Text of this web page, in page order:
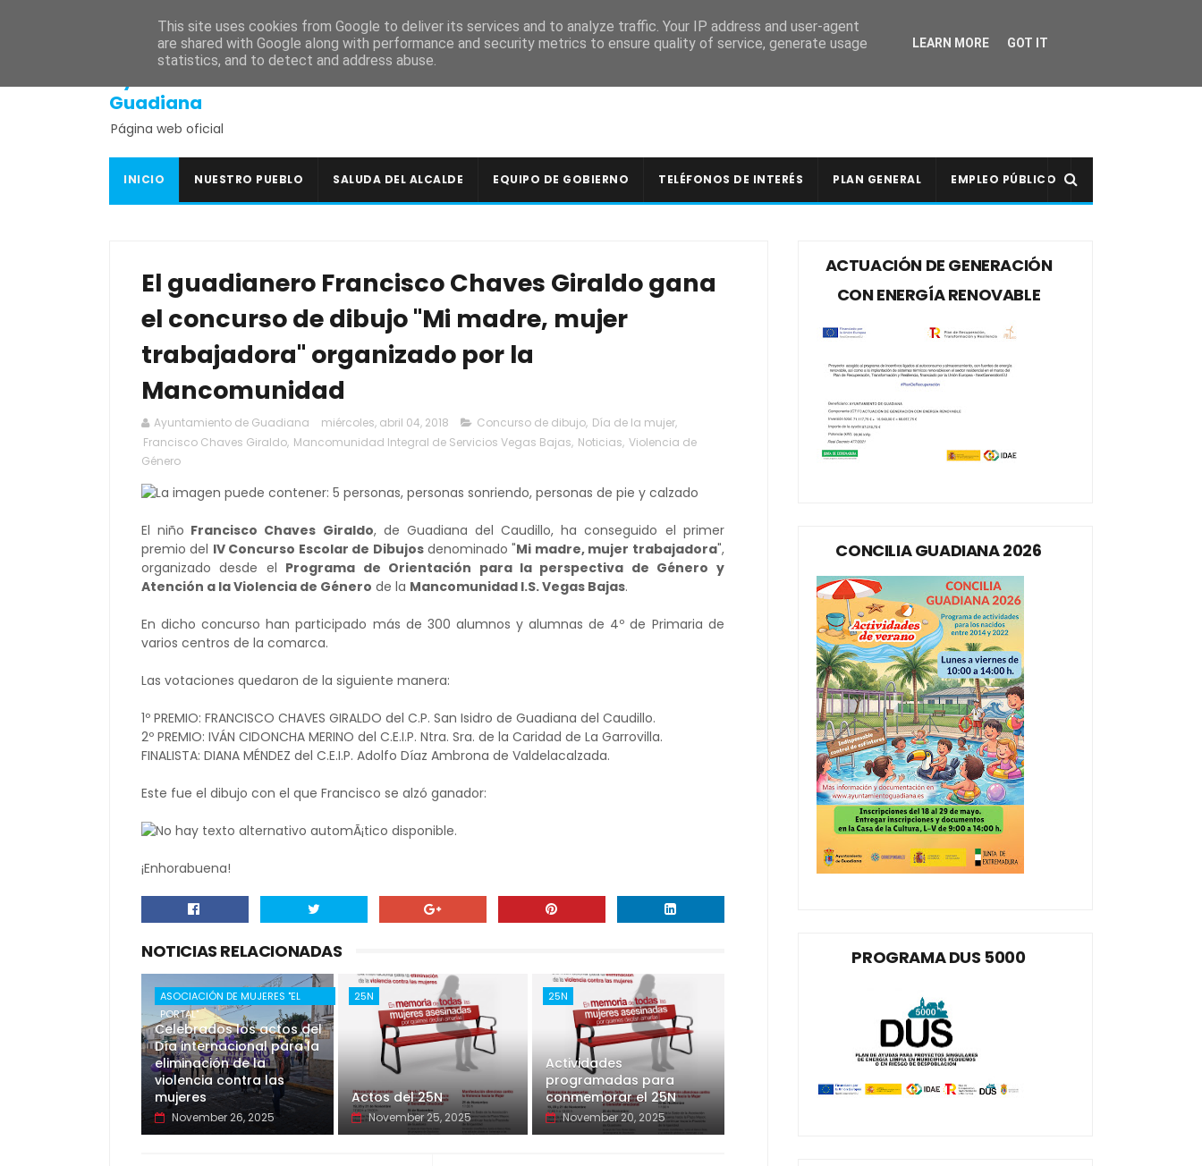
SEDE ELECTRÓNICA PORTAL DE TRANSPARENCIA
Guadiana
Página web oficial
INICIO NUESTRO PUEBLO SALUDA DEL ALCALDE EQUIPO DE GOBIERNO TELÉFONOS DE INTERÉS PLAN GENERAL EMPLEO PÚBLICO
El guadianero Francisco Chaves Giraldo gana
el concurso de dibujo "Mi madre, mujer
trabajadora" organizado por la
Mancomunidad
Ayuntamiento de Guadiana miércoles, abril 04, 2018 Concurso de dibujo, Día de la mujer,
Francisco Chaves Giraldo, Mancomunidad Integral de Servicios Vegas Bajas, Noticias, Violencia de
Género
El niño Francisco Chaves Giraldo, de Guadiana del Caudillo, ha conseguido el primer
premio del IV Concurso Escolar de Dibujosdenominado "Mi madre, mujer trabajadora",
organizado desde el Programa de Orientación para la perspectiva de Género y
Atención a la Violencia de Género de la Mancomunidad I.S. Vegas Bajas.
En dicho concurso han participado más de 300 alumnos y alumnas de 4º de Primaria de
varios centros de la comarca.
Las votaciones quedaron de la siguiente manera:
1º PREMIO: FRANCISCO CHAVES GIRALDO del C.P. San Isidro de Guadiana del Caudillo.
2º PREMIO: IVÁN CIDONCHA MERINO del C.E.I.P. Ntra. Sra. de la Caridad de La Garrovilla.
FINALISTA: DIANA MÉNDEZ del C.E.I.P. Adolfo Díaz Ambrona de Valdelacalzada.
Este fue el dibujo con el que Francisco se alzó ganador:
¡Enhorabuena!
NOTICIAS RELACIONADAS
ASOCIACIÓN DE MUJERES "EL
PORTAL"
Celebrados los actos del
Día internacional para la
eliminación de la
violencia contra las
mujeres
November 26, 2025
25N
Actos del 25N
November 25, 2025
25N
Actividades
programadas para
conmemorar el 25N
November 20, 2025
ACTUACIÓN DE GENERACIÓN
CON ENERGÍA RENOVABLE
CONCILIA GUADIANA 2026
PROGRAMA DUS 5000
This site uses cookies from Google to deliver its services and to analyze traffic. Your IP address and user-agent
are shared with Google along with performance and security metrics to ensure quality of service, generate usage
statistics, and to detect and address abuse.
LEARN MORE GOT IT